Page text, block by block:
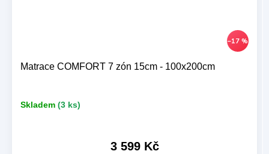
–17 %
Matrace COMFORT 7 zón 15cm - 100x200cm
Skladem (3 ks)
3 599 Kč